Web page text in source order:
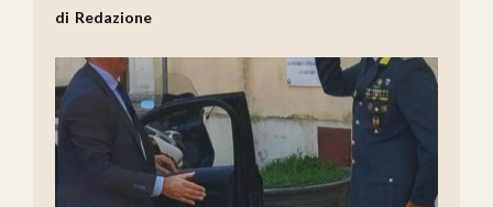
Redazione